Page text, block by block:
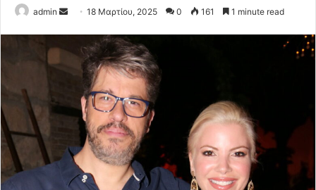
admin
Send18 Μαρτίου, 2025 0 161 1 minute read